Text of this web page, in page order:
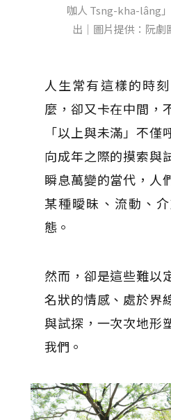
咖人 Tsng-kha-lâng
出｜圖片提供：阮
人生常有這樣的時
麼，卻又卡在中間，
「以上與未滿」不僅
向成年之際的摸索與
瞬息萬變的當代，人
某種曖昧、流動、
態。
然而，卻是這些難以
名狀的情感、處於界
與試探，一次次地形
我們。